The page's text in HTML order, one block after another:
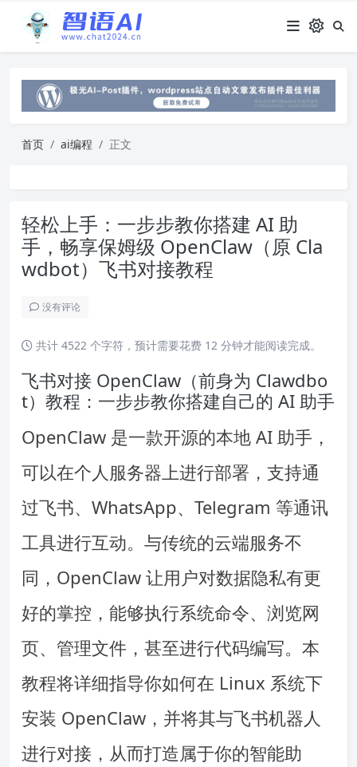
首页 ai编程 正文
轻松上手：一步步教你搭建 AI 助
手，畅享保姆级 OpenClaw（原 Cla
wdbot）飞书对接教程
没有评论
共计 4522 个字符，预计需要花费 12 分钟才能阅读完成。
飞书对接 OpenClaw（前身为 Clawdbo
t）教程：一步步教你搭建自己的 AI 助手
OpenClaw 是一款开源的本地 AI 助手，
可以在个人服务器上进行部署，支持通
过飞书、WhatsApp、Telegram 等通讯
工具进行互动。与传统的云端服务不
同，OpenClaw 让用户对数据隐私有更
好的掌控，能够执行系统命令、浏览网
页、管理文件，甚至进行代码编写。本
教程将详细指导你如何在 Linux 系统下
安装 OpenClaw，并将其与飞书机器人
进行对接，从而打造属于你的智能助